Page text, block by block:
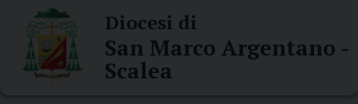
content
Diocesi di
San Marco Argentano -
Scalea